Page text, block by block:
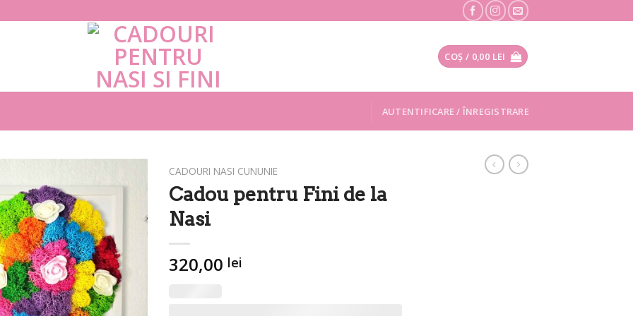
COȘ / 0,00 LEI
AUTENTIFICARE / ÎNREGISTRARE
CADOURI NASI CUNUNIE
Cadou pentru Fini de la
Nasi
320,00 lei